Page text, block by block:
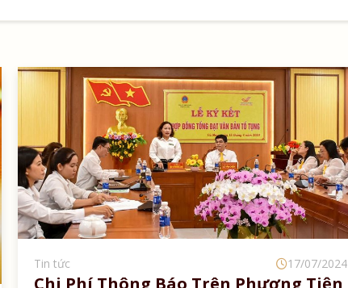
Tin tức 17/07/2024
Chi Phí Thông Báo Trên Phương Tiện